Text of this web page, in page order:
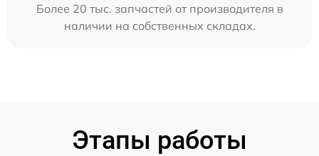
Более 20 тыс. запчастей от производителя в
наличии на собственных складах.
Этапы работы